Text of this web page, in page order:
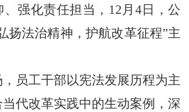
强化责任担当， 12月4日，公
扬法治精神，护航改革征程”主
，员工干部以宪法发展历程为主
代改革实践中的生动案例，深